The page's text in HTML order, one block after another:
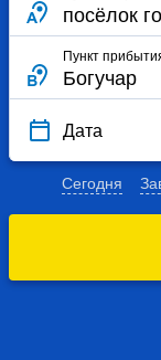
Пункт
Дата
Сегодня